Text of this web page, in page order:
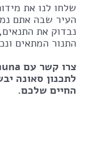
שלחו לנו את
העיר שבה אתם
נבדוק את
התנור המתאים
לתכנון סאונה
החיים שלכם.